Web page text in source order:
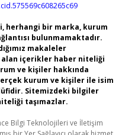
herhangi bir marka, kurum
bulunmamaktadır.
makaleler
alan içerikler haber niteliği
ve kişiler hakkında
kurum ve kişiler ile isim
Sitemizdeki bilgiler
taşımazlar.
Bilgi Teknolojileri ve İletişim